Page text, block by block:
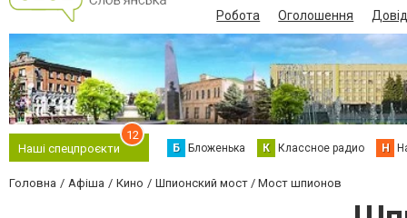
Робота Оголошення
Наші спецпроєкти
12
Б Бложенька К Классное радио Н
Головна Афіша Кино Шпионский мост / Мост шпионов